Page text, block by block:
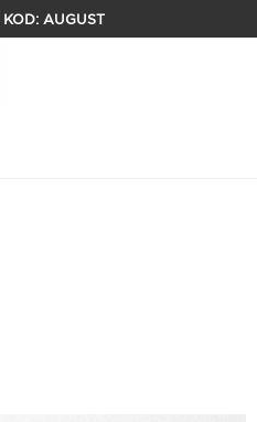
KOD: AUGUST